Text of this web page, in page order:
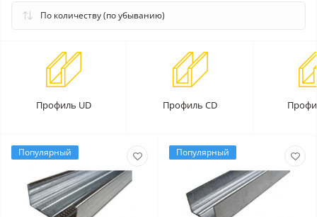
Профиль UD Профиль CD
Популярный Популярный